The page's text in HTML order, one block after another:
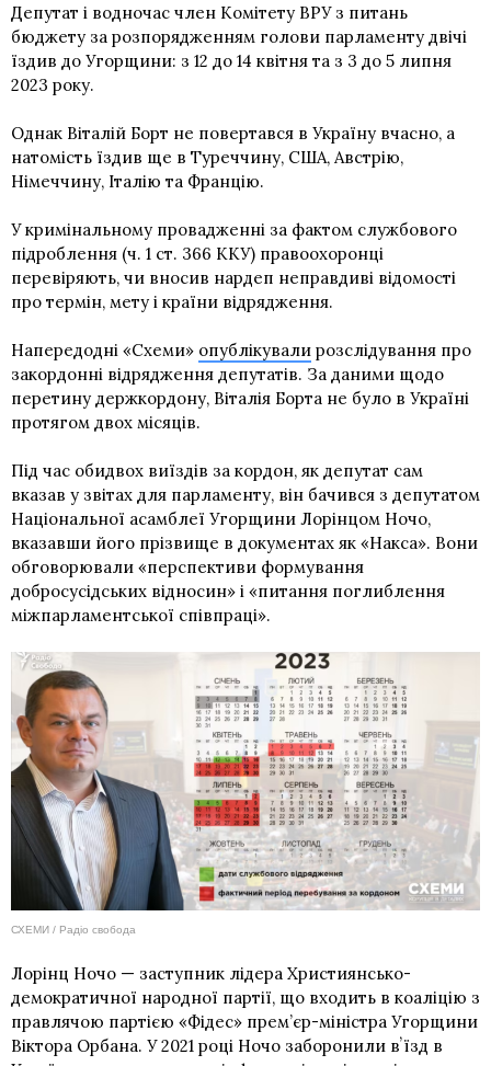
Депутат і водночас член Комітету ВРУ з питань
бюджету за розпорядженням голови парламенту двічі
їздив до Угорщини: з 12 до 14 квітня та з 3 до 5 липня
2023 року.
Однак Віталій Борт не повертався в Україну вчасно, а
натомість їздив ще в Туреччину, США, Австрію,
Німеччину, Італію та Францію.
У кримінальному провадженні за фактом службового
підроблення (ч. 1 ст. 366 ККУ) правоохоронці
перевіряють, чи вносив нардеп неправдиві відомості
про термін, мету і країни відрядження.
Напередодні «Схеми» опублікували розслідування про
закордонні відрядження депутатів. За даними щодо
перетину держкордону, Віталія Борта не було в Україні
протягом двох місяців.
Під час обидвох виїздів за кордон, як депутат сам
вказав у звітах для парламенту, він бачився з депутатом
Національної асамблеї Угорщини Лорінцом Ночо,
вказавши його прізвище в документах як «Накса». Вони
обговорювали «перспективи формування
добросусідських відносин» і «питання поглиблення
міжпарламентської співпраці».
СХЕМИ / Радіо свобода
Лорінц Ночо — заступник лідера Християнсько-
демократичної народної партії, що входить в коаліцію з
правлячою партією «Фідес» прем’єр-міністра Угорщини
Віктора Орбана. У 2021 році Ночо заборонили вʼїзд в